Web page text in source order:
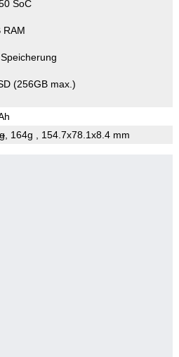
SoC
RAM
(256GB max.)
, 164g , 154.7x78.1x8.4 mm